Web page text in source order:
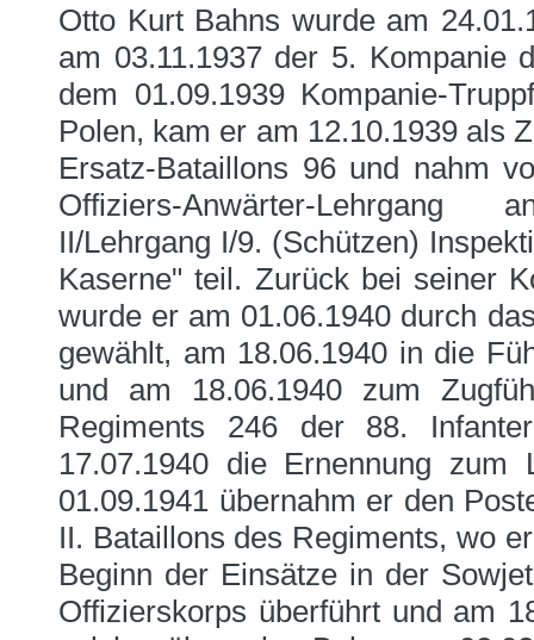
Otto Kurt Bahns wurde am
am 03.11.1937 der 5. Kompanie
dem 01.09.1939 Kompanie-
Polen, kam er am 12.10.1939 als
Ersatz-Bataillons 96 und nahm
Offiziers-Anwärter-Lehrgang
II/Lehrgang I/9. (Schützen)
Kaserne" teil. Zurück bei seiner
wurde er am 01.06.1940 durch
gewählt, am 18.06.1940 in die
und am 18.06.1940 zum
Regiments 246 der 88.
17.07.1940 die Ernennung
01.09.1941 übernahm er den
II. Bataillons des Regiments, wo
Beginn der Einsätze in der
Offizierskorps überführt und am